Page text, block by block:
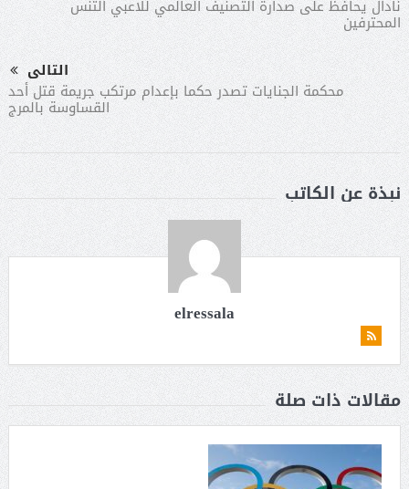
نادال يحافظ على صدارة التصنيف العالمي للاعبي التنس
المحترفين
التالى
محكمة الجنايات تصدر حكما بإعدام مرتكب جريمة قتل أحد
القساوسة بالمرج
نبذة عن الكاتب
elressala
مقالات ذات صلة